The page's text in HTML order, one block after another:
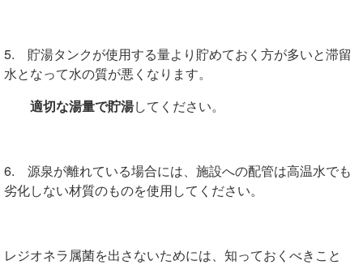
5. 貯湯タンクが使用する量より貯めておく方が多いと滞留
水となって水の質が悪くなります。
適切な湯量で貯湯してください。
6. 源泉が離れている場合には、施設への配管は高温水でも
劣化しない材質のものを使用してください。
レジオネラ属菌を出さないためには、知っておくべきこと